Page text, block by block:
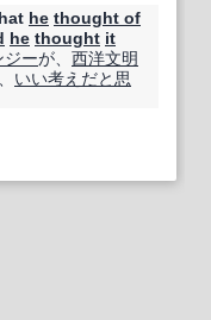
he thought of
he thought it
ジーが、 西洋文明
いい考え だと思